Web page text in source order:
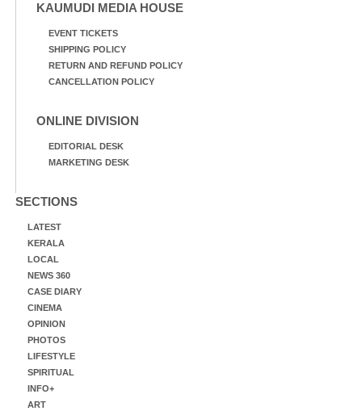
KAUMUDI MEDIA HOUSE
EVENT TICKETS
SHIPPING POLICY
RETURN AND REFUND POLICY
CANCELLATION POLICY
ONLINE DIVISION
EDITORIAL DESK
MARKETING DESK
SECTIONS
LATEST
KERALA
LOCAL
NEWS 360
CASE DIARY
CINEMA
OPINION
PHOTOS
LIFESTYLE
SPIRITUAL
INFO+
ART